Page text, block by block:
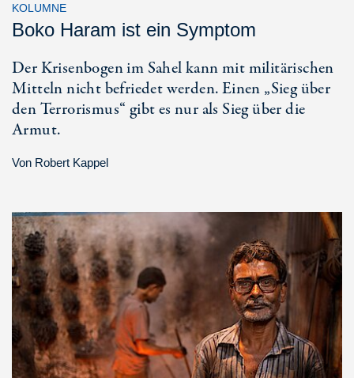
KOLUMNE
Boko Haram ist ein Symptom
Der Krisenbogen im Sahel kann mit militärischen
Mitteln nicht befriedet werden. Einen „Sieg über
den Terrorismus“ gibt es nur als Sieg über die
Armut.
Von Robert Kappel